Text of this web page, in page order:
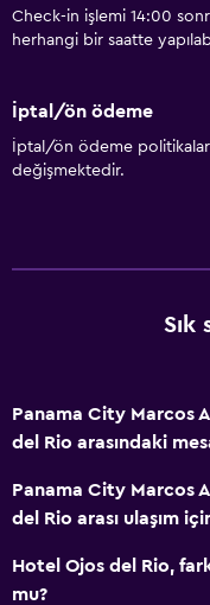
Havlu
Şampuan
Duman alarmları
Klimalı
Minibar
Özel diyet menüleri
Restoran
Check-in işlemi 14:00
herhangi bir saatte
İptal/ön ödeme
İptal/ön ödeme
değişmektedir.
Sık
Panama City Marcos
del Rio arasındaki
Panama City Marcos
del Rio arası ulaşım
Hotel Ojos del Rio,
mu?